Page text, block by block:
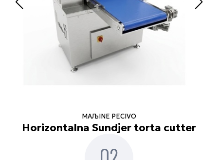
MAЉINE PECIVO
Horizontalna Sundjer torta cutter